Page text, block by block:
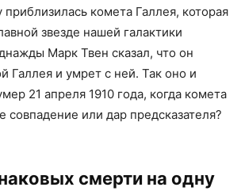
приблизилась комета Галлея, которая
звезде нашей галактики
Марк Твен сказал, что он
Галлея и умрет с ней. Так оно и
21 апреля 1910 года, когда комета
совпадение или дар предсказателя?
смерти на одну